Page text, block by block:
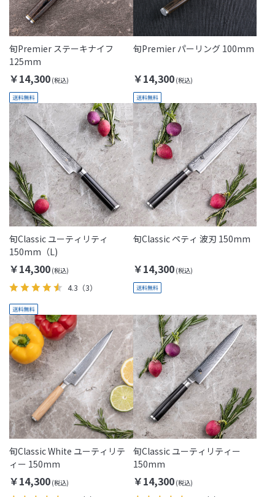
旬Premier ステーキナイフ
125mm
￥14,300
旬Premier パーリング 100mm
￥14,300
旬Classic ユーティリティ
150mm（L)
￥14,300
4.3 （3）
旬Classic ペティ 波刃 150mm
￥14,300
旬Classic White ユーティリテ
ィー 150mm
￥14,300
旬Classic ユーティリティー
150mm
￥14,300